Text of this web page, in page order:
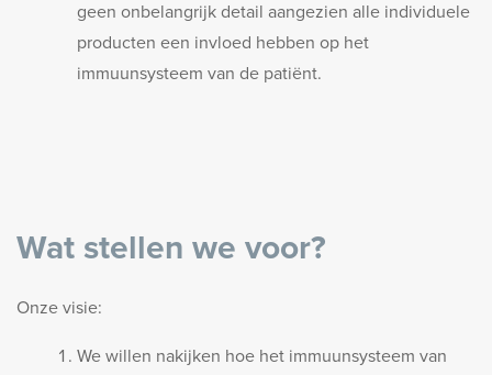
geen onbelangrijk detail aangezien alle individuele
producten een invloed hebben op het
immuunsysteem van de patiënt.
Wat stellen we voor?
Onze visie:
We willen nakijken hoe het immuunsysteem van